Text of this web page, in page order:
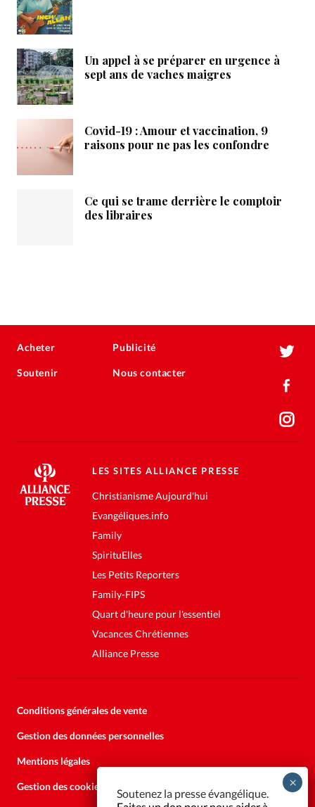
Un appel à se préparer en urgence à
sept ans de vaches maigres
Covid-19 : Amour et vaccination, 9
raisons pour ne pas les confondre
Ce qui se trame derrière le comptoir
des libraires
Acheter
Soutenir
Publicité
Nous contacter
LES SITES ALLIANCE PRESSE
Christianisme Aujourd'hui
Evangéliques.info
Family
SpirituElles
Les Petits Reporters
Family-FIPS
Quart d'heure pour l'essentiel
Vacances Chrétiennes
Alliance Presse
Conditions générales de vente
Gestion des données personnelles
Mentions légales
Gestion des cookies
Soutenez la presse évangélique.